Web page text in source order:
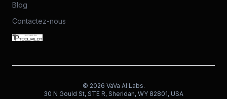
Blog
Contactez-nous
© 2026 VaVa AI Labs.
30 N Gould St, STE R, Sheridan, WY 82801, USA